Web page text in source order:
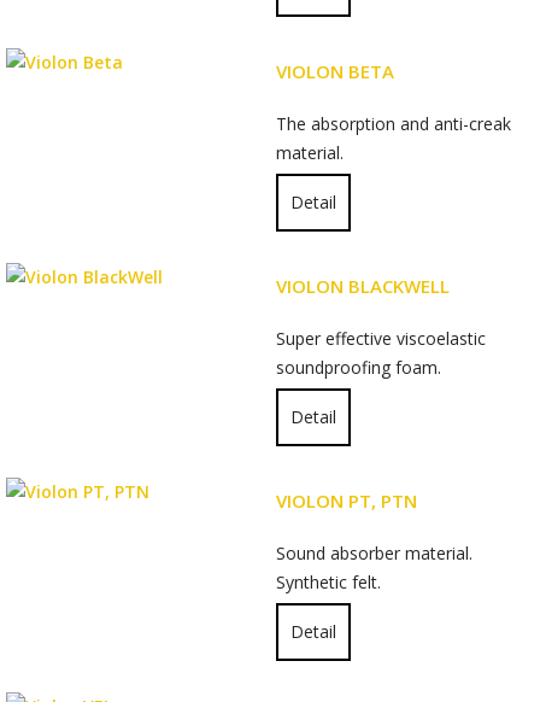
VIOLON BETA
The absorption and anti-creak
material.
Detail
VIOLON BLACKWELL
Super effective viscoelastic
soundproofing foam.
Detail
VIOLON PT, PTN
Sound absorber material.
Synthetic felt.
Detail